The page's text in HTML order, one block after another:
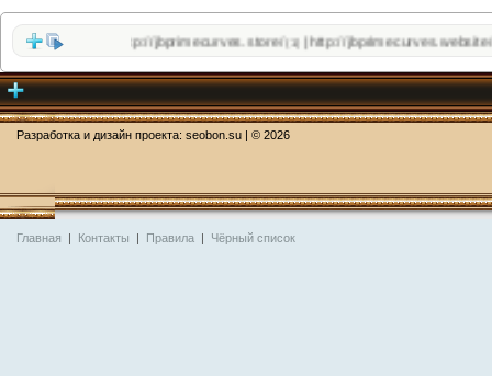
http://jbprimecurves.store/(1)| http://jbprimecurves.website/(1)
Разработка и дизайн проекта: seobon.su | © 2026
Главная | Контакты | Правила | Чёрный список